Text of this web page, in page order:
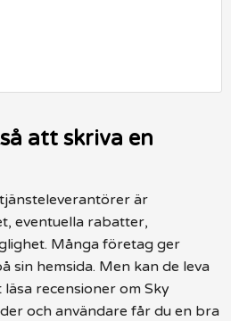
att skriva en
är
eventuella rabatter,
Många företag ger
sin hemsida. Men kan de leva
recensioner om Sky
och användare får du en bra